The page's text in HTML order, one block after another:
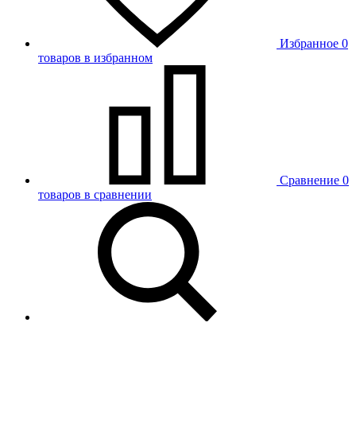
Избранное 0
товаров в избранном
Сравнение 0
товаров в сравнении